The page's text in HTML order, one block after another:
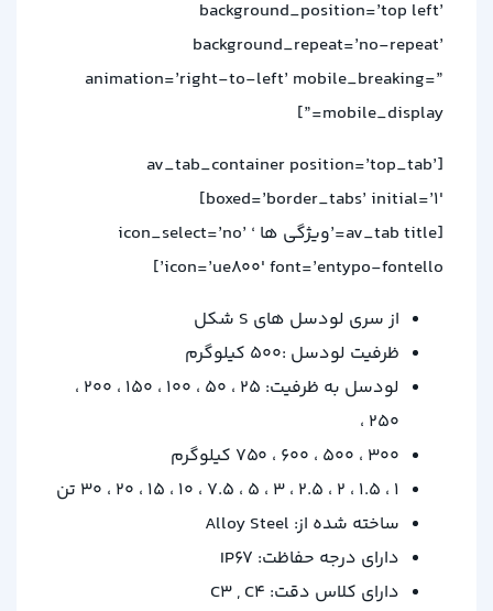
background_position=’top left’
background_repeat=’no-repeat’
animation=’right-to-left’ mobile_breaking=”
mobile_display=”]
[av_tab_container position=’top_tab’
boxed=’border_tabs’ initial=’1′]
[av_tab title=’ویژگی ها ‘ icon_select=’no’
icon=’ue800′ font=’entypo-fontello’]
از سری لودسل های S شکل
ظرفیت لودسل :500 کیلوگرم
لودسل به ظرفیت: 25 ، 50 ، 100 ، 150 ، 200 ،
250 ،
300 ، 500 ، 600 ، 750 کیلوگرم
1 ، 1.5 ، 2 ، 2.5 ، 3 ، 5 ، 7.5 ، 10 ، 15 ، 20 ، 30 تن
ساخته شده از: Alloy Steel
دارای درجه حفاظت: IP67
دارای کلاس دقت: C3 , C4